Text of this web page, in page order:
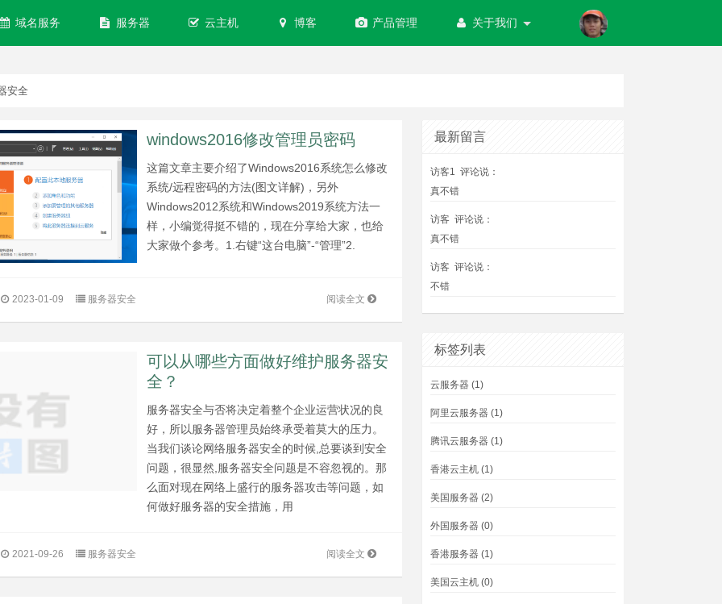
域名服务 服务器 云主机 博客 产品管理 关于我们
安全
windows2016修改管理员密码
这篇文章主要介绍了Windows2016系统怎么修改
系统/远程密码的方法(图文详解)，另外
Windows2012系统和Windows2019系统方法一
样，小编觉得挺不错的，现在分享给大家，也给
大家做个参考。1.右键“这台电脑”-“管理”2.
阅读全文
2023-01-09 服务器安全
可以从哪些方面做好维护服务器安
全？
服务器安全与否将决定着整个企业运营状况的良
好，所以服务器管理员始终承受着莫大的压力。
当我们谈论网络服务器安全的时候,总要谈到安全
问题，很显然,服务器安全问题是不容忽视的。那
么面对现在网络上盛行的服务器攻击等问题，如
何做好服务器的安全措施，用
阅读全文
2021-09-26 服务器安全
最新留言
访客1 评论说：
真不错
访客 评论说：
真不错
访客 评论说：
不错
标签列表
云服务器 (1)
阿里云服务器 (1)
腾讯云服务器 (1)
香港云主机 (1)
美国服务器 (2)
外国服务器 (0)
香港服务器 (1)
美国云主机 (0)